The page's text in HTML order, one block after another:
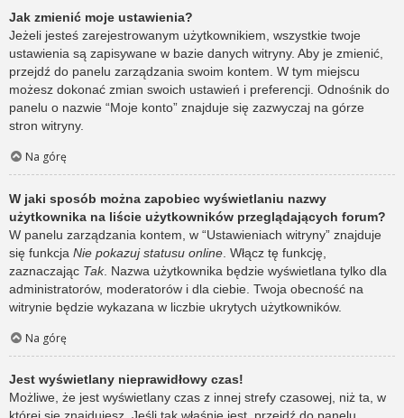
Jak zmienić moje ustawienia?
Jeżeli jesteś zarejestrowanym użytkownikiem, wszystkie twoje
ustawienia są zapisywane w bazie danych witryny. Aby je zmienić,
przejdź do panelu zarządzania swoim kontem. W tym miejscu
możesz dokonać zmian swoich ustawień i preferencji. Odnośnik do
panelu o nazwie “Moje konto” znajduje się zazwyczaj na górze
stron witryny.
Na górę
W jaki sposób można zapobiec wyświetlaniu nazwy
użytkownika na liście użytkowników przeglądających forum?
W panelu zarządzania kontem, w “Ustawieniach witryny” znajduje
się funkcja Nie pokazuj statusu online . Włącz tę funkcję,
zaznaczając Tak. Nazwa użytkownika będzie wyświetlana tylko dla
administratorów, moderatorów i dla ciebie. Twoja obecność na
witrynie będzie wykazana w liczbie ukrytych użytkowników.
Na górę
Jest wyświetlany nieprawidłowy czas!
Możliwe, że jest wyświetlany czas z innej strefy czasowej, niż ta, w